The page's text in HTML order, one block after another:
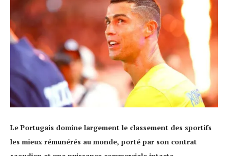
Le Portugais domine largement le classement des sportifs
les mieux rémunérés au monde, porté par son contrat